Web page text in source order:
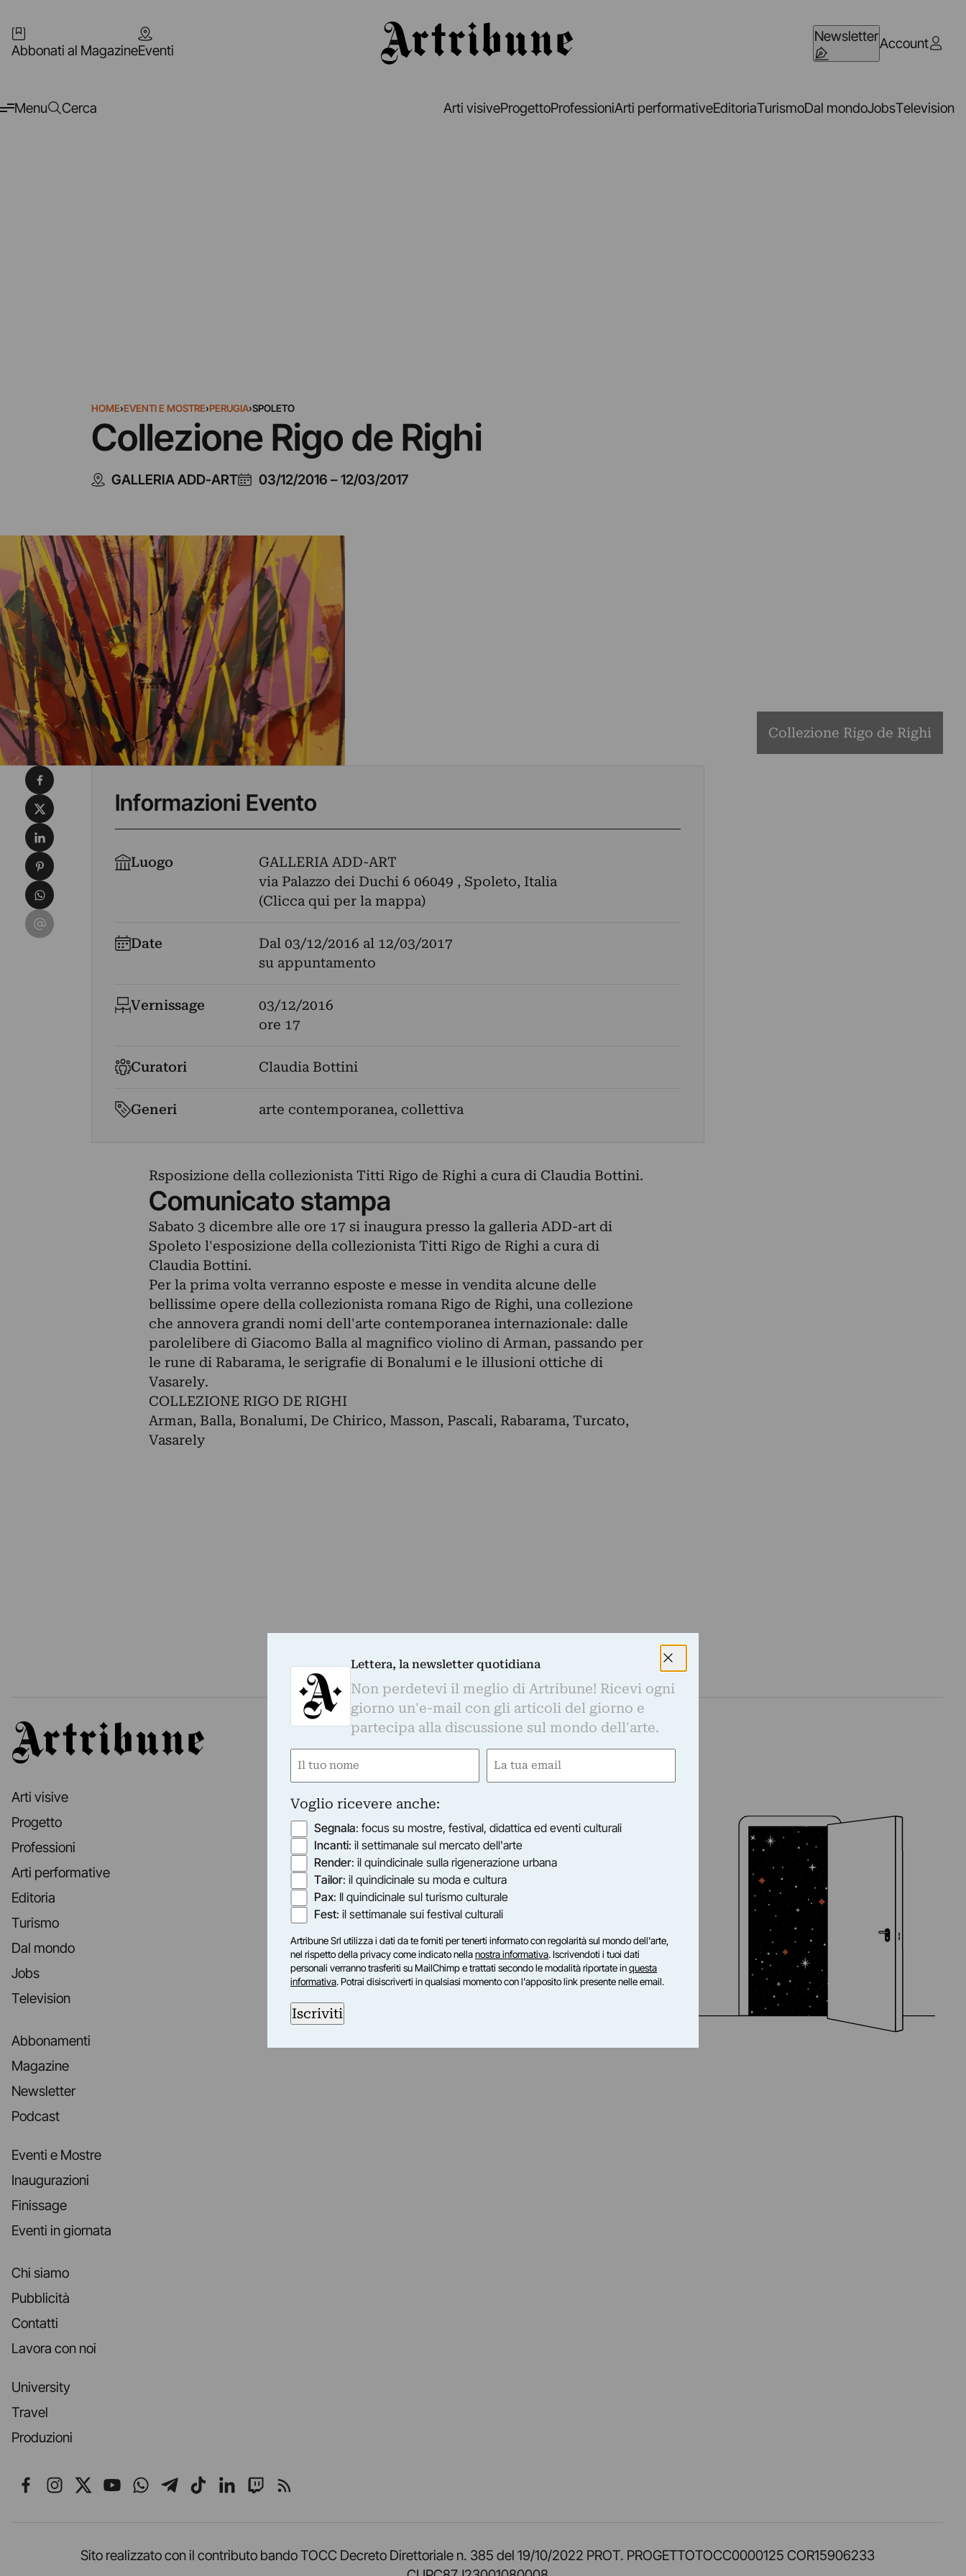
Abbonati al MagazineEventi
NewsletterAccount
Menu Cerca Arti visiveProgettoProfessioniArti performativeEditoriaTurismoDal mondoJobsTelevision
HOME›EVENTI E MOSTRE›PERUGIA›SPOLETO
Collezione Rigo de Righi
GALLERIA ADD-ART 03/12/2016 –12/03/2017
Collezione Rigo de Righi
Informazioni Evento
Luogo
GALLERIA ADD-ART
via Palazzo dei Duchi 6 06049 , Spoleto, Italia
(Clicca qui per la mappa)
Date Dal 03/12/2016 al 12/03/2017
su appuntamento
Vernissage
03/12/2016
ore 17
Curatori Claudia Bottini
Generi arte contemporanea, collettiva
Rsposizione della collezionista Titti Rigo de Righi a cura di Claudia Bottini.
Comunicato stampa
Sabato 3 dicembre alle ore 17 si inaugura presso la galleria ADD-art di
Spoleto l'esposizione della collezionista Titti Rigo de Righi a cura di
Claudia Bottini.
Per la prima volta verranno esposte e messe in vendita alcune delle
bellissime opere della collezionista romana Rigo de Righi, una collezione
che annovera grandi nomi dell'arte contemporanea internazionale: dalle
parolelibere di Giacomo Balla al magnifico violino di Arman, passando per
le rune di Rabarama, le serigrafie di Bonalumi e le illusioni ottiche di
Vasarely.
COLLEZIONE RIGO DE RIGHI
Arman, Balla, Bonalumi, De Chirico, Masson, Pascali, Rabarama, Turcato,
Vasarely
Condividi su Facebook
Condividi su X
Condividi su LinkedIn
Condividi su Pinterest
Condividi su WhatsApp
Condividi su Email
Artribune
Arti visive
Progetto
Professioni
Arti performative
Editoria
Turismo
Dal mondo
Jobs
Television
Abbonamenti
Magazine
Newsletter
Podcast
Eventi e Mostre
Inaugurazioni
Finissage
Eventi in giornata
Chi siamo
Pubblicità
Contatti
Lavora con noi
University
Travel
Produzioni
Seguici su Facebook
Seguici su Instagram
Seguici su X
Seguici su YouTube
Seguici su WhatsApp
Seguici su Telegram
Seguici su TikTok
Seguici su LinkedIn
Seguici su Twitch
Seguici su Rss
Sito realizzato con il contributo bando TOCC Decreto Direttoriale n. 385 del 19/10/2022 PROT. PROGETTOTOCC0000125 COR15906233
Lettera, la newsletter quotidiana
Non perdetevi il meglio di Artribune! Ricevi ogni
giorno un'e-mail con gli articoli del giorno e
partecipa alla discussione sul mondo dell'arte.
Nome
Email
Voglio ricevere anche:
Segnala: focus su mostre, festival, didattica ed eventi culturali
Incanti: il settimanale sul mercato dell'arte
Render: il quindicinale sulla rigenerazione urbana
Tailor: il quindicinale su moda e cultura
Pax: Il quindicinale sul turismo culturale
Fest: il settimanale sui festival culturali
Artribune Srl utilizza i dati da te forniti per tenerti informato con regolarità sul mondo dell'arte,
nel rispetto della privacy come indicato nellanostra informativa. Iscrivendoti i tuoi dati
personali verranno trasferiti su MailChimp e trattati secondo le modalità riportate inquesta
informativa. Potrai disiscriverti in qualsiasi momento con l'apposito link presente nelle email.
Iscriviti